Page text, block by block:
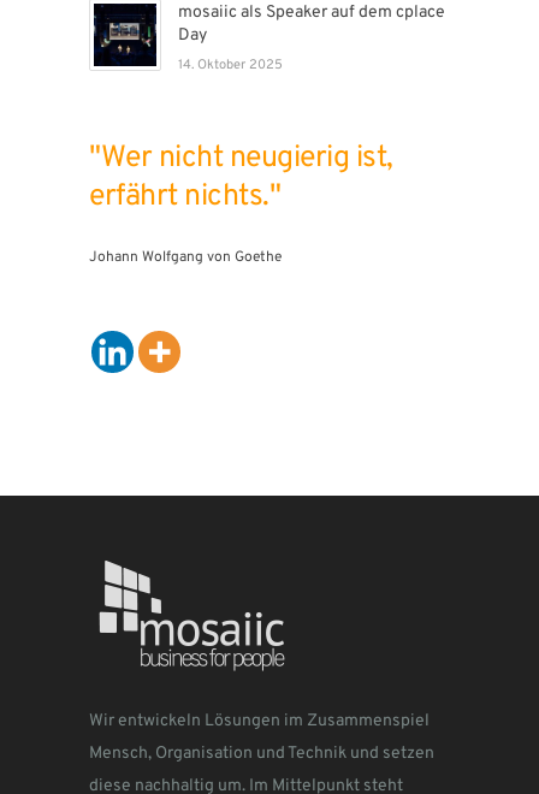
mosaiic als Speaker auf dem cplace
Day
14. Oktober 2025
"Wer nicht neugierig ist,
erfährt nichts."
Johann Wolfgang von Goethe
Wir entwickeln Lösungen im Zusammenspiel
Mensch, Organisation und Technik und setzen
diese nachhaltig um. Im Mittelpunkt steht